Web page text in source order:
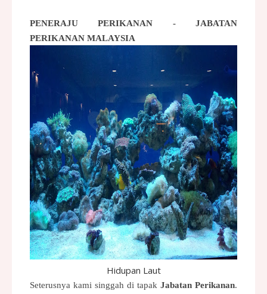
PENERAJU PERIKANAN - JABATAN
PERIKANAN MALAYSIA
Hidupan Laut
Seterusnya kami singgah di tapak Jabatan Perikanan.